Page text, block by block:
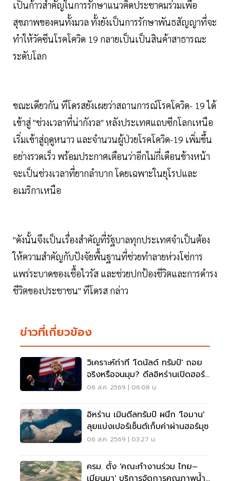
เป็นก้าวสำคัญในการรักษาแนวคิดประชาคมร่วมเพื่อ
สุขภาพของคนทั้งมวล ทั้งยังเป็นการรักษาพันธสัญญาที่จะ
ทำให้วัคซีนโรคโควิด 19 กลายเป็นเป็นสินค้าสาธารณะ
ระดับโลก
ขณะเดียวกัน ทีโดรสยังเผยว่าสถานการณ์โรคโควิด- 19 ได้
เข้าสู่ "ช่วงเวลาที่น่ากังวล" หลังประเทศแถบซีกโลกเหนือ
เริ่มเข้าสู่ฤดูหนาว และจำนวนผู้ป่วยโรคโควิด-19 เพิ่มขึ้น
อย่างรวดเร็ว พร้อมประกาศเตือนว่าอีกไม่กี่เดือนข้างหน้า
จะเป็นช่วงเวลาที่ยากลำบาก โดยเฉพาะในยุโรปและ
อเมริกาเหนือ
"ดังนั้นจึงเป็นเรื่องสำคัญที่รัฐบาลทุกประเทศจำเป็นต้อง
ให้ความสำคัญกับปังจัยพื้นฐานที่ช่วยทำลายห่วงโซ่การ
แพร่ระบาดของเชื้อไวรัส และช่วยปกป้องชีวิตและการดำรง
ชีวิตของประชาชน" ทีโดรส กล่าว
ข่าวที่เกี่ยวข้อง
วิเคราะห์ท่าที 'โดนัลด์ ทรัมป์' ถอย
จริงหรือจนมุม? ดีลอิหร่านเปิดฮอร์
มุซ
06 ส.ค. 2569 | 06:08 น.
อิหร่าน เมินดีลทรัมป์ ผนึก 'โอมาน'
ลุยแบ่งเปอร์เซ็นต์เก็บค่าผ่านฮอร์มุซ
06 ส.ค. 2569 | 03:27 น.
ครม. ตั้ง 'คณะทำงานร่วม ไทย–
เมียนมา' บริการจัดการคุณภาพน้ำ